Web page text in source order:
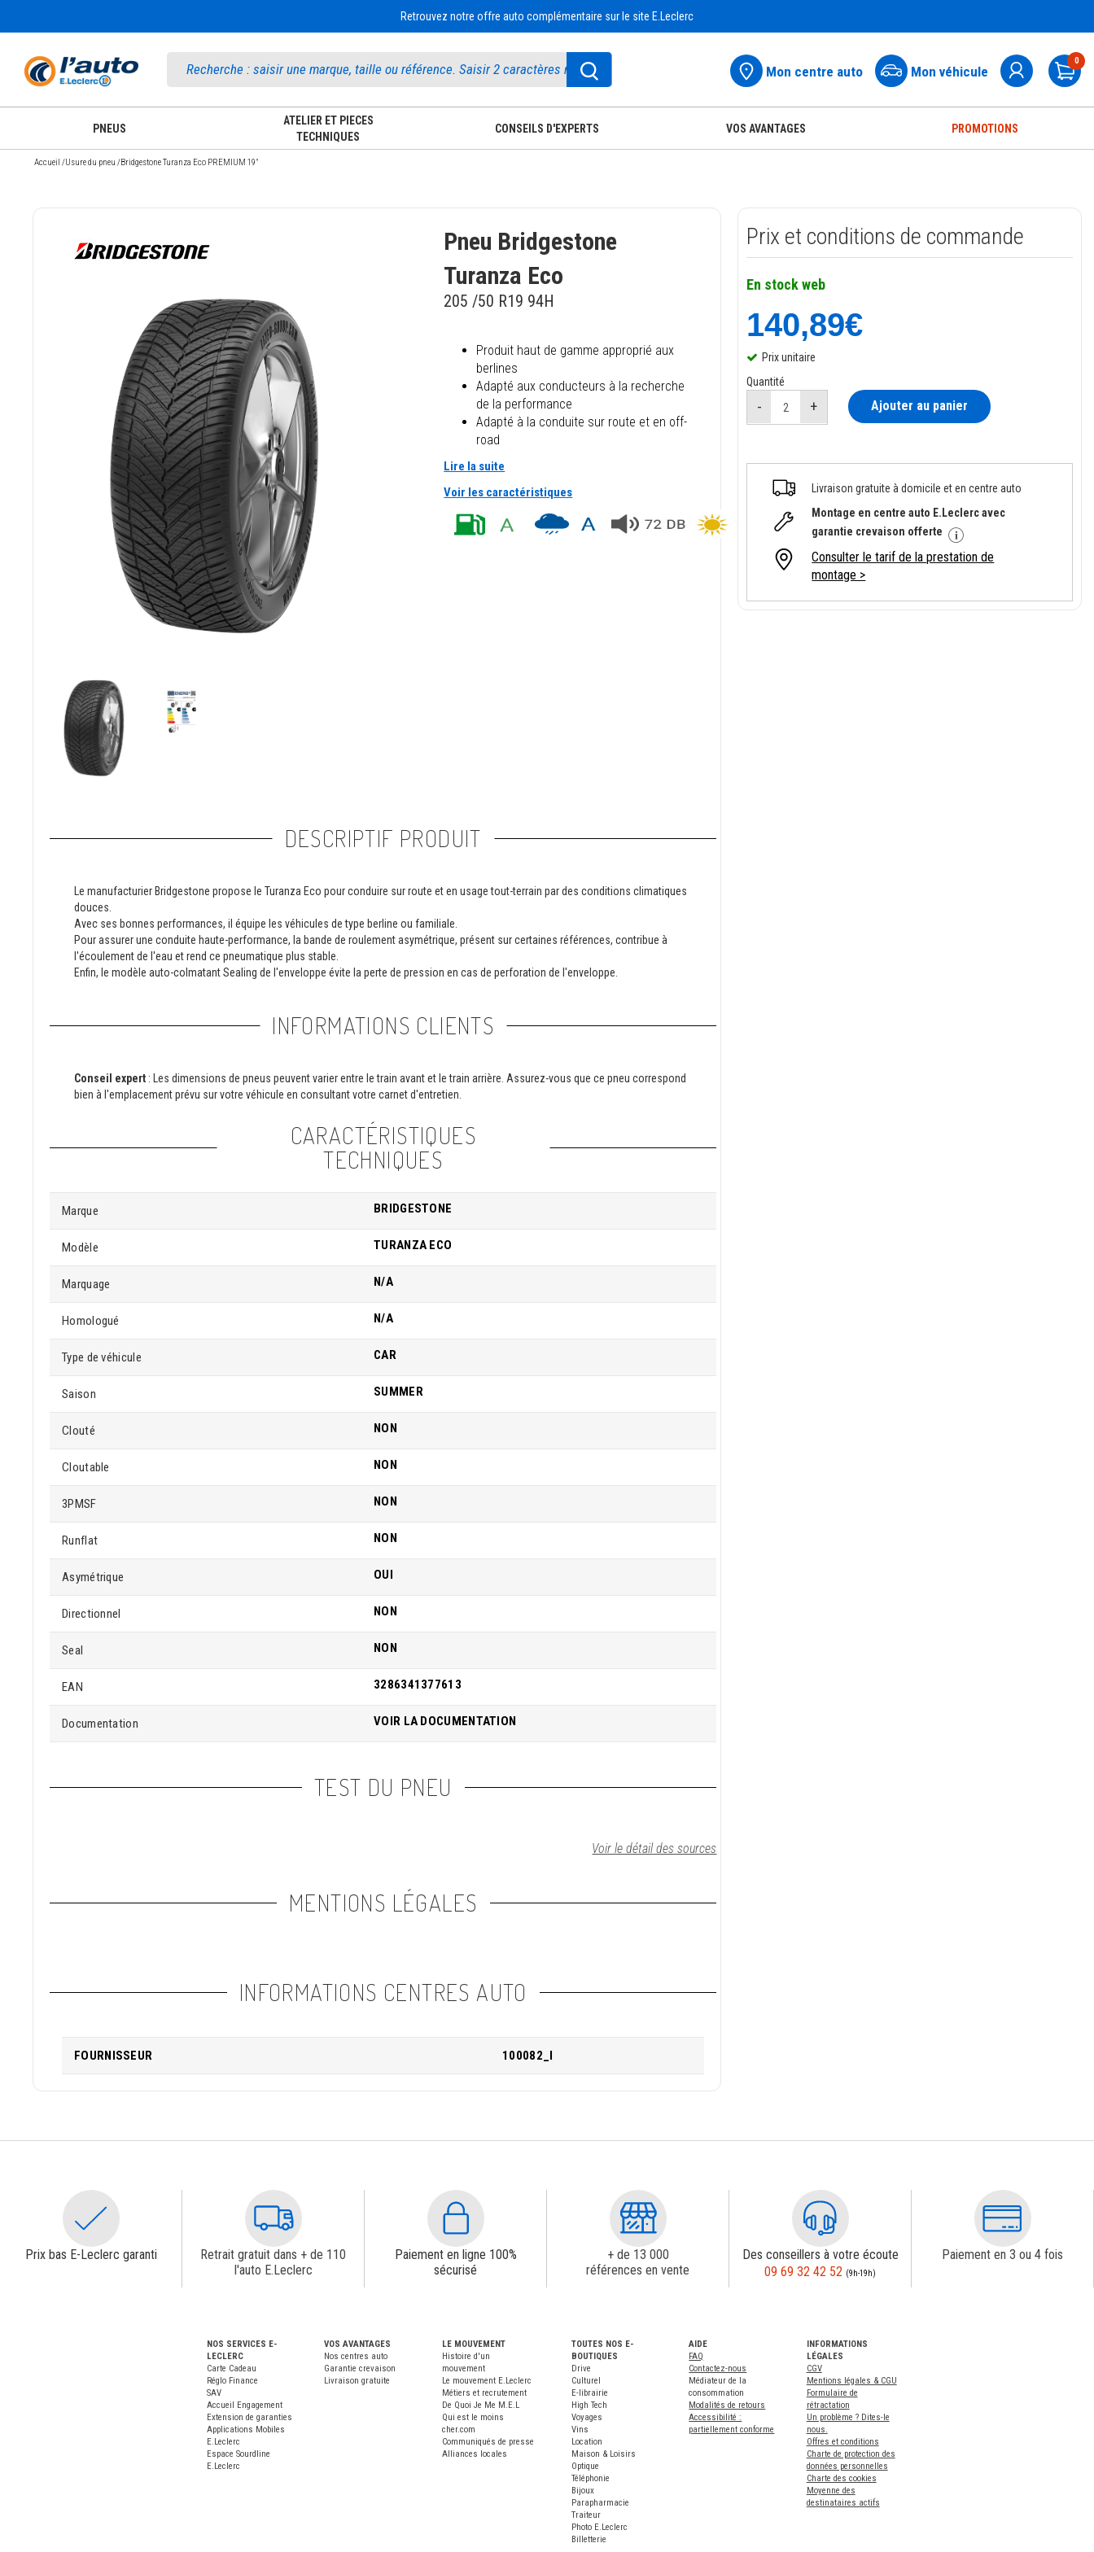
Retrouvez notre offre auto complémentaire sur le site E.Leclerc
Mon centre auto Mon véhicule
0
PNEUS
ATELIER ET PIECES
TECHNIQUES
CONSEILS D'EXPERTS VOS AVANTAGES PROMOTIONS
Accueil /Usure du pneu /Bridgestone Turanza Eco PREMIUM 19"
Pneu Bridgestone
Turanza Eco
205 /50 R19 94H
Produit haut de gamme approprié aux
berlines
Adapté aux conducteurs à la recherche
de la performance
Adapté à la conduite sur route et en off-
road
Lire la suite
Voir les caractéristiques
DESCRIPTIF PRODUIT
Le manufacturier Bridgestone propose le Turanza Eco pour conduire sur route et en usage tout-terrain par des conditions climatiques
douces.
Avec ses bonnes performances, il équipe les véhicules de type berline ou familiale.
Pour assurer une conduite haute-performance, la bande de roulement asymétrique, présent sur certaines références, contribue à
l'écoulement de l'eau et rend ce pneumatique plus stable.
Enfin, le modèle auto-colmatant Sealing de l'enveloppe évite la perte de pression en cas de perforation de l'enveloppe.
INFORMATIONS CLIENTS
Conseil expert : Les dimensions de pneus peuvent varier entre le train avant et le train arrière. Assurez-vous que ce pneu correspond
bien à l'emplacement prévu sur votre véhicule en consultant votre carnet d'entretien.
CARACTÉRISTIQUES
TECHNIQUES
Marque BRIDGESTONE
Modèle TURANZA ECO
Marquage N/A
Homologué N/A
Type de véhicule CAR
Saison SUMMER
Clouté NON
Cloutable NON
3PMSF NON
Runflat NON
Asymétrique OUI
Directionnel NON
Seal NON
EAN 3286341377613
Documentation VOIR LA DOCUMENTATION
TEST DU PNEU
Voir le détail des sources
MENTIONS LÉGALES
INFORMATIONS CENTRES AUTO
FOURNISSEUR 100082_I
Prix et conditions de commande
En stock web
140,89€
Prix unitaire
Quantité
Ajouter au panier
Livraison gratuite à domicile et en centre auto
Montage en centre auto E.Leclerc avec
garantie crevaison offerte
Consulter le tarif de la prestation de
montage >
Prix bas E-Leclerc garanti
Retrait gratuit dans + de 110
l'auto E.Leclerc
Paiement en ligne 100%
sécurisé
+ de 13 000
références en vente
Des conseillers à votre écoute
09 69 32 42 52 (9h-19h)
Paiement en 3 ou 4 fois
NOS SERVICES E-
LECLERC
Carte Cadeau
Réglo Finance
SAV
Accueil Engagement
Extension de garanties
Applications Mobiles
E.Leclerc
Espace Sourdline
E.Leclerc
VOS AVANTAGES
Nos centres auto
Garantie crevaison
Livraison gratuite
LE MOUVEMENT
Histoire d'un
mouvement
Le mouvement E.Leclerc
Métiers et recrutement
De Quoi Je Me M.E.L
Qui est le moins
cher.com
Communiqués de presse
Alliances locales
TOUTES NOS E-
BOUTIQUES
Drive
Culturel
E-librairie
High Tech
Voyages
Vins
Location
Maison & Loisirs
Optique
Téléphonie
Bijoux
Parapharmacie
Traiteur
Photo E.Leclerc
Billetterie
AIDE
FAQ
Contactez-nous
Médiateur de la
consommation
Modalités de retours
Accessibilité :
partiellement conforme
INFORMATIONS
LÉGALES
CGV
Mentions légales & CGU
Formulaire de
rétractation
Un problème ? Dites-le
nous.
Offres et conditions
Charte de protection des
données personnelles
Charte des cookies
Moyenne des
destinataires actifs